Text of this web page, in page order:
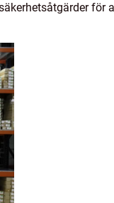
för